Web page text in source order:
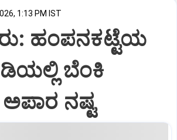
1:13 PM IST
ಹಂಪನಕಟ್ಟೆಯ
ಬೆಂಕಿ
ನಷ್ಟ